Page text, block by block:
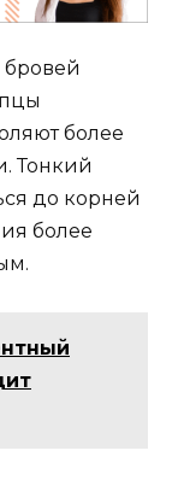
бровей
болеe
Тонкий
до корней
более